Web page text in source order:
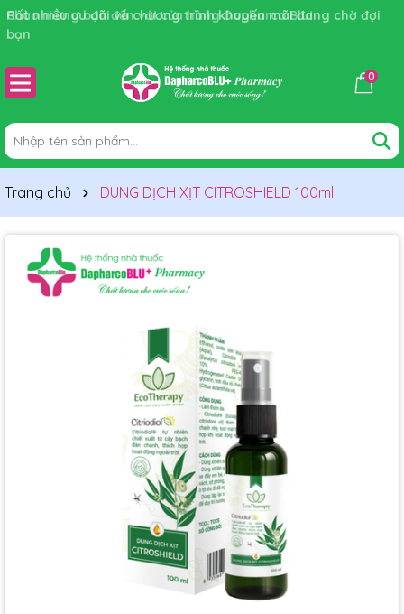
Rất nhiều ưu đãi và chương trình khuyến mãi đang chờ đợi
bạn
0
Trang chủ DUNG DỊCH XỊT CITROSHIELD 100ml